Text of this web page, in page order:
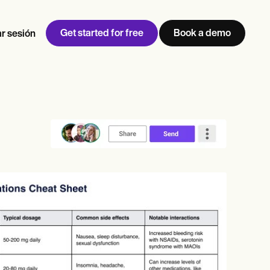
sesión Get started for free Book a demo
Grow your business
IA de Carepatron
Ver el flujo de trabajo completo
View Jen’s story